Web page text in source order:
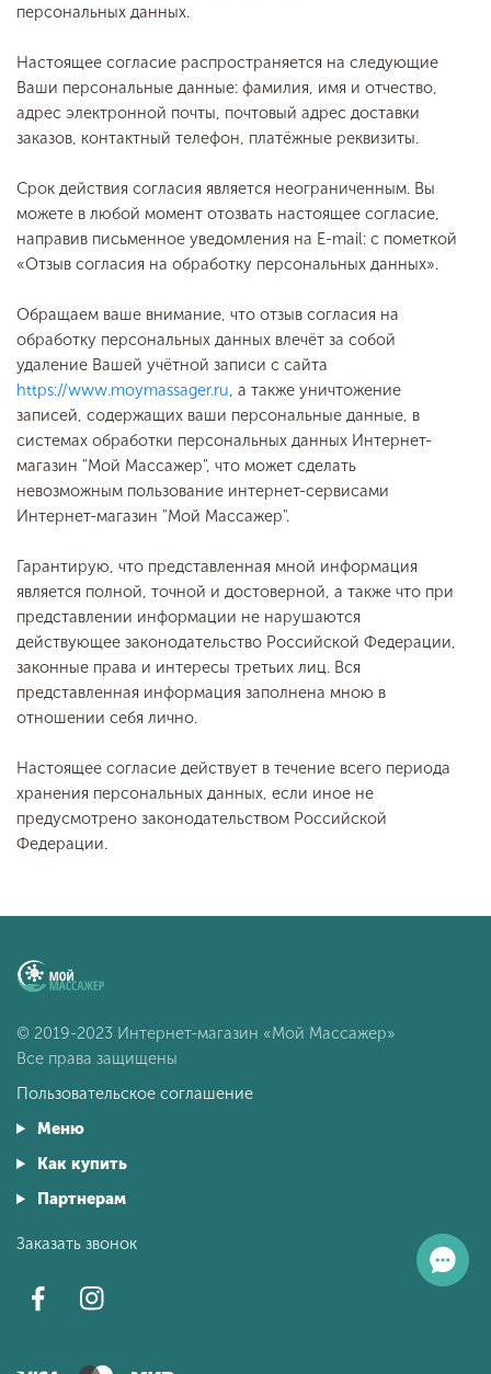
персональных данных.
Настоящее согласие распространяется на следующие
Ваши персональные данные: фамилия, имя и отчество,
адрес электронной почты, почтовый адрес доставки
заказов, контактный телефон, платёжные реквизиты.
Срок действия согласия является неограниченным. Вы
можете в любой момент отозвать настоящее согласие,
направив письменное уведомления на E-mail: с пометкой
«Отзыв согласия на обработку персональных данных».
Обращаем ваше внимание, что отзыв согласия на
обработку персональных данных влечёт за собой
удаление Вашей учётной записи с сайта
https://www.moymassager.ru, а также уничтожение
записей, содержащих ваши персональные данные, в
системах обработки персональных данных Интернет-
магазин "Мой Массажер", что может сделать
невозможным пользование интернет-сервисами
Интернет-магазин "Мой Массажер".
Гарантирую, что представленная мной информация
является полной, точной и достоверной, а также что при
представлении информации не нарушаются
действующее законодательство Российской Федерации,
законные права и интересы третьих лиц. Вся
представленная информация заполнена мною в
отношении себя лично.
Настоящее согласие действует в течение всего периода
хранения персональных данных, если иное не
предусмотрено законодательством Российской
Федерации.
© 2019-2023 Интернет-магазин «Мой Массажер»
Все права защищены
Пользовательское соглашение
Меню
Как купить
Партнерам
Заказать звонок